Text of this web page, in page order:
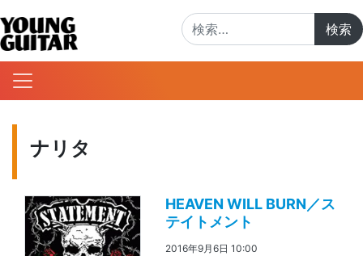
ナリタ
HEAVEN WILL BURN／ス
テイトメント
2016年9月6日 10:00